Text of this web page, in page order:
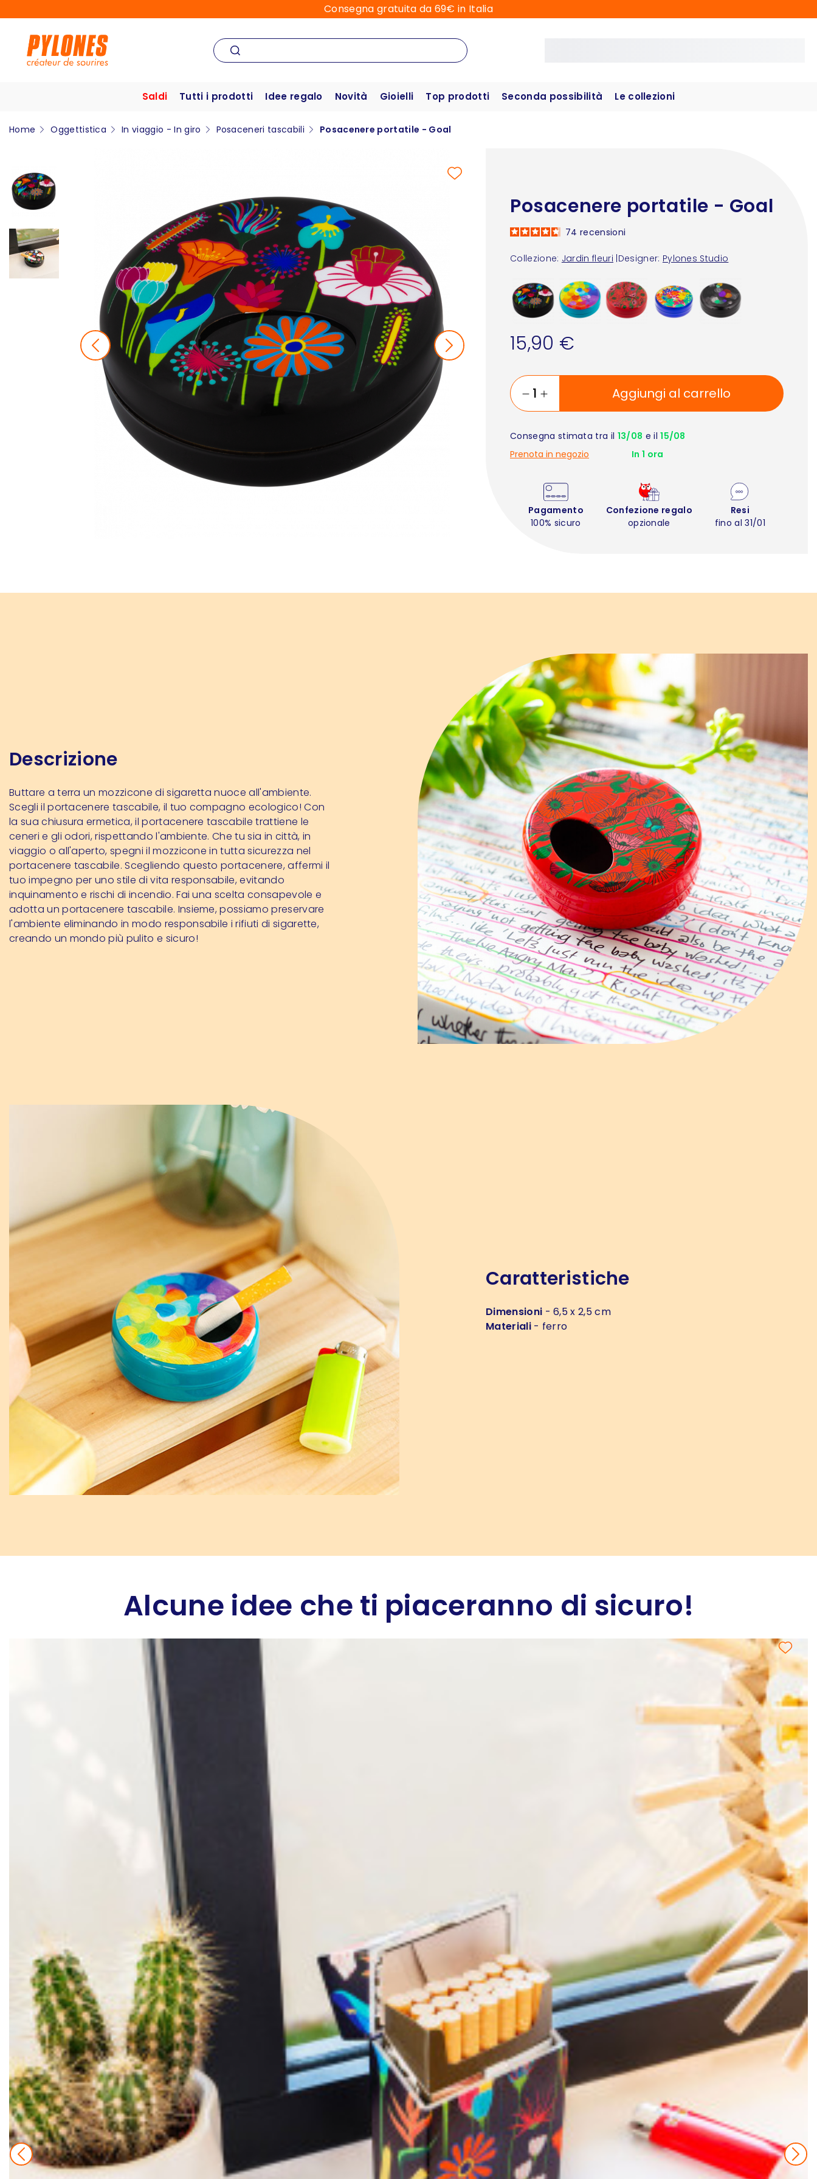
Consegna gratuita da 69€ in Italia
Saldi Tutti i prodotti Idee regalo Novità Gioielli Top prodotti Seconda possibilità Le collezioni
Home Oggettistica In viaggio - In giro Posaceneri tascabili Posacenere portatile - Goal
Posacenere portatile - Goal
Collezione: Jardin fleuri Designer: Pylones Studio
74 recensioni
15,90 €
Aggiungi al carrello
Consegna stimata tra il 13/08 e il15/08
Prenota in negozio
In 1 ora
Pagamento
100% sicuro
Confezione regalo
opzionale
Resi
fino al 31/01
Descrizione
Buttare a terra un mozzicone di sigaretta nuoce all'ambiente.
Scegli il portacenere tascabile, il tuo compagno ecologico! Con
la sua chiusura ermetica, il portacenere tascabile trattiene le
ceneri e gli odori, rispettando l'ambiente. Che tu sia in città, in
viaggio o all'aperto, spegni il mozzicone in tutta sicurezza nel
portacenere tascabile. Scegliendo questo portacenere, affermi il
tuo impegno per uno stile di vita responsabile, evitando
inquinamento e rischi di incendio. Fai una scelta consapevole e
adotta un portacenere tascabile. Insieme, possiamo preservare
l'ambiente eliminando in modo responsabile i rifiuti di sigarette,
creando un mondo più pulito e sicuro!
Caratteristiche
Dimensioni - 6,5 x 2,5 cm
Materiali- ferro
Alcune idee che ti piaceranno di sicuro!